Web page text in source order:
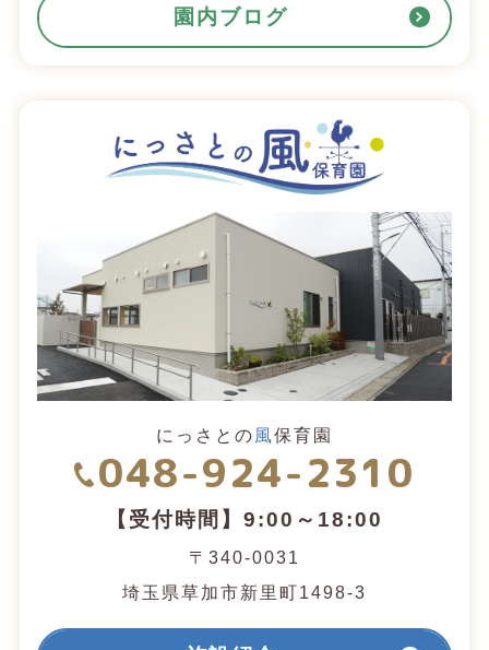
園内ブログ
にっさとの 風保育園
048-924-2310
【受付時間】9:00～18:00
〒340-0031
埼玉県草加市新里町1498-3